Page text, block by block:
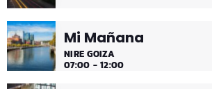
Mi Mañana
NIRE GOIZA
07:00 - 12:00